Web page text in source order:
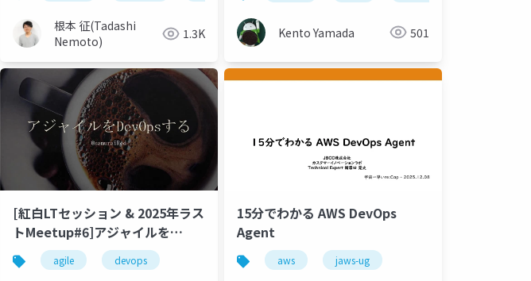
根本 征(Tadashi
Nemoto)
1.3K Kento Yamada 501
[紅白LTセッション & 2025年ラス
トMeetup#6]アジャイルを
DevOpsする
agile devops
15分でわかる AWS DevOps
Agent
aws jaws-ug